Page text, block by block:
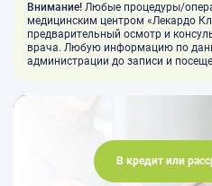
Внимание! Любые процедуры/
медицинским центром «Лекардо
предварительный осмотр и
врача. Любую информацию по
администрации до записи и
В кредит или